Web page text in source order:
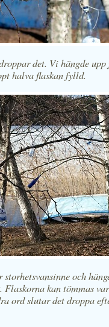
det. Vi hängde upp
halva flaskan fylld.
och
kan tömmas
ord slutar det droppa